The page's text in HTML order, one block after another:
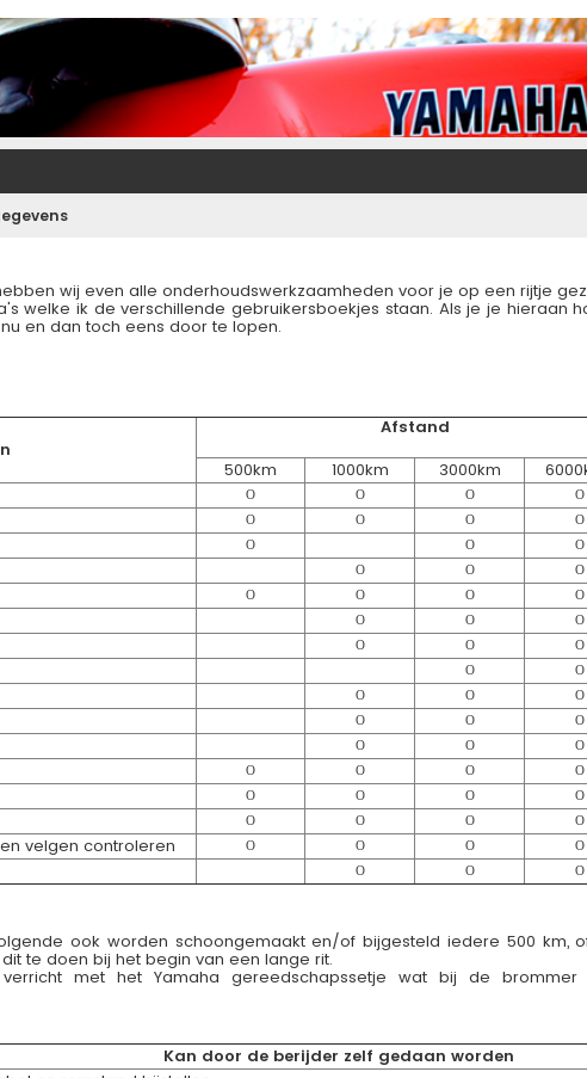
wij even alle onderhoudswerkzaamheden voor je op een rijtje
welke ik de verschillende gebruikersboekjes staan. Als je je hieraan
en dan toch eens door te lopen.
Afstand
500km
1000km 3000km
O O O O
O O O O
O O O
O O O
O O O O
O O O
O O O
O O
O O O
O O O
O O O
O O O O
O O O O
O O O O
velgen controleren O O O O
O O O
ook worden schoongemaakt en/of bijgesteld iedere 500 km,
te doen bij het begin van een lange rit.
verricht met het Yamaha gereedschapssetje wat bij de
Kan door de berijder zelf gedaan worden